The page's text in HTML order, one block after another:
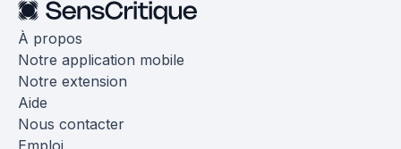
À propos
Notre application mobile
Notre extension
Aide
Nous contacter
Emploi